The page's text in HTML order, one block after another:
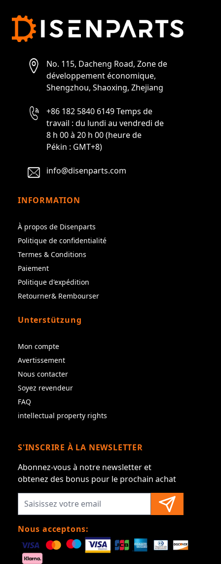
No. 115, Dacheng Road, Zone de
développement économique,
Shengzhou, Shaoxing, Zhejiang
+86 182 5840 6149 Temps de
travail : du lundi au vendredi de
8 h 00 à 20 h 00 (heure de
Pékin : GMT+8)
info@disenparts.com
INFORMATION
À propos de Disenparts
Politique de confidentialité
Termes & Conditions
Paiement
Politique d'expédition
Retourner& Rembourser
Unterstützung
Mon compte
Avertissement
Nous contacter
Soyez revendeur
FAQ
intellectual property rights
S'INSCRIRE À LA NEWSLETTER
Abonnez-vous à notre newsletter et
obtenez des bonus pour le prochain achat
Nous acceptons: